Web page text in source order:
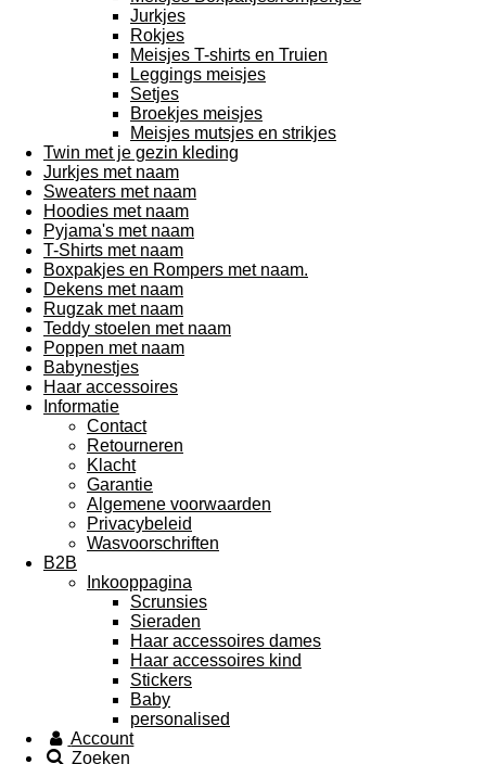
Jurkjes
Rokjes
Meisjes T-shirts en Truien
Leggings meisjes
Setjes
Broekjes meisjes
Meisjes mutsjes en strikjes
Twin met je gezin kleding
Jurkjes met naam
Sweaters met naam
Hoodies met naam
Pyjama's met naam
T-Shirts met naam
Boxpakjes en Rompers met naam.
Dekens met naam
Rugzak met naam
Teddy stoelen met naam
Poppen met naam
Babynestjes
Haar accessoires
Informatie
Contact
Retourneren
Klacht
Garantie
Algemene voorwaarden
Privacybeleid
Wasvoorschriften
B2B
Inkooppagina
Scrunsies
Sieraden
Haar accessoires dames
Haar accessoires kind
Stickers
Baby
personalised
Account
Zoeken